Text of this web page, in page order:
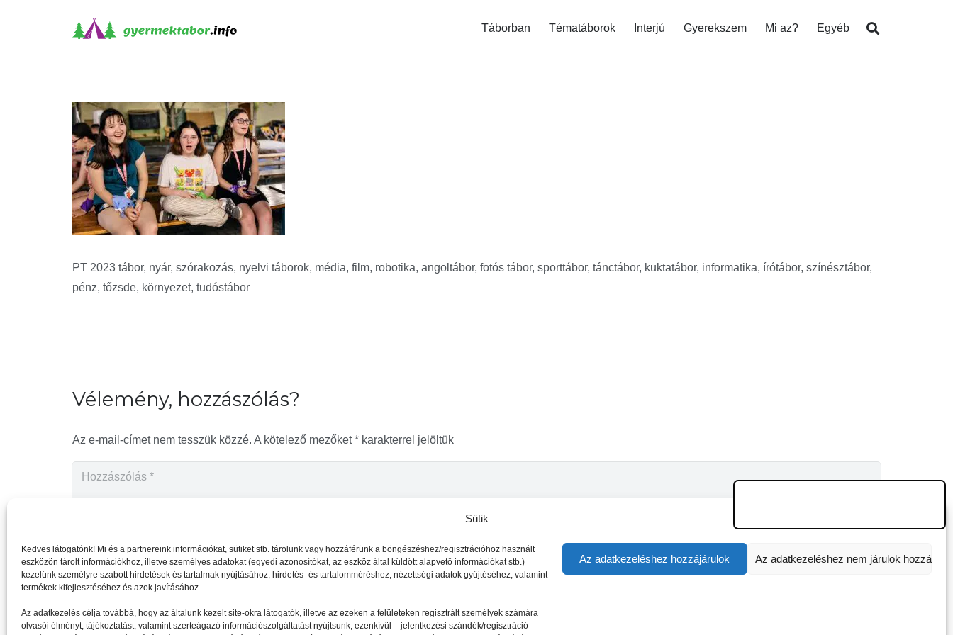
Sütik
Kedves látogatónk! Mi és a partnereink információkat, sütiket stb. tárolunk vagy hozzáférünk a böngészéshez/regisztrációhoz használt
eszközön tárolt információkhoz, illetve személyes adatokat (egyedi azonosítókat, az eszköz által küldött alapvető információkat stb.)
kezelünk személyre szabott hirdetések és tartalmak nyújtásához, hirdetés- és tartalomméréshez, nézettségi adatok gyűjtéséhez, valamint
termékek kifejlesztéséhez és azok javításához.
Az adatkezelés célja továbbá, hogy az általunk kezelt site-okra látogatók, illetve az ezeken a felületeken regisztrált személyek számára
olvasói élményt, tájékoztatást, valamint szerteágazó információszolgáltatást nyújtsunk, ezenkívül – jelentkezési szándék/regisztráció
Az adatkezeléshez hozzájárulok Az adatkezeléshez nem járulok hozzá
Táborban Tématáborok Interjú Gyerekszem Mi az? Egyéb
PT 2023 tábor, nyár, szórakozás, nyelvi táborok, média, film, robotika, angoltábor, fotós tábor, sporttábor, tánctábor, kuktatábor, informatika, írótábor, színésztábor,
pénz, tőzsde, környezet, tudóstábor
Vélemény, hozzászólás?
Az e-mail-címet nem tesszük közzé. A kötelező mezőket* karakterrel jelöltük